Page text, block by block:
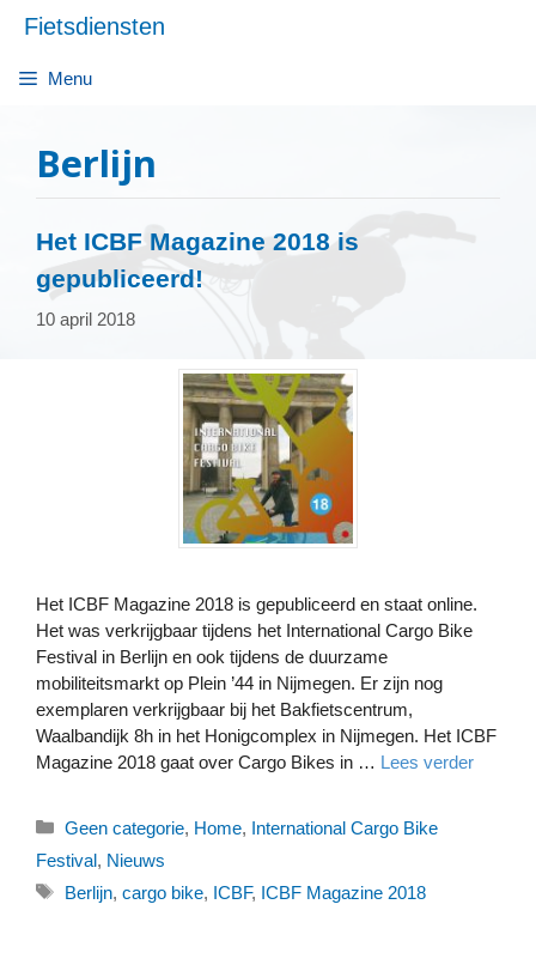
naar
inhoud
Fietsdiensten
Menu
Berlijn
Het ICBF Magazine 2018 is
gepubliceerd!
10 april 2018
Het ICBF Magazine 2018 is gepubliceerd en staat online.
Het was verkrijgbaar tijdens het International Cargo Bike
Festival in Berlijn en ook tijdens de duurzame
mobiliteitsmarkt op Plein ’44 in Nijmegen. Er zijn nog
exemplaren verkrijgbaar bij het Bakfietscentrum,
Waalbandijk 8h in het Honigcomplex in Nijmegen. Het ICBF
Magazine 2018 gaat over Cargo Bikes in … Lees verder
Categorieën
Geen categorie, Home, International Cargo Bike
Festival, Nieuws
Tags
Berlijn, cargo bike, ICBF, ICBF Magazine 2018